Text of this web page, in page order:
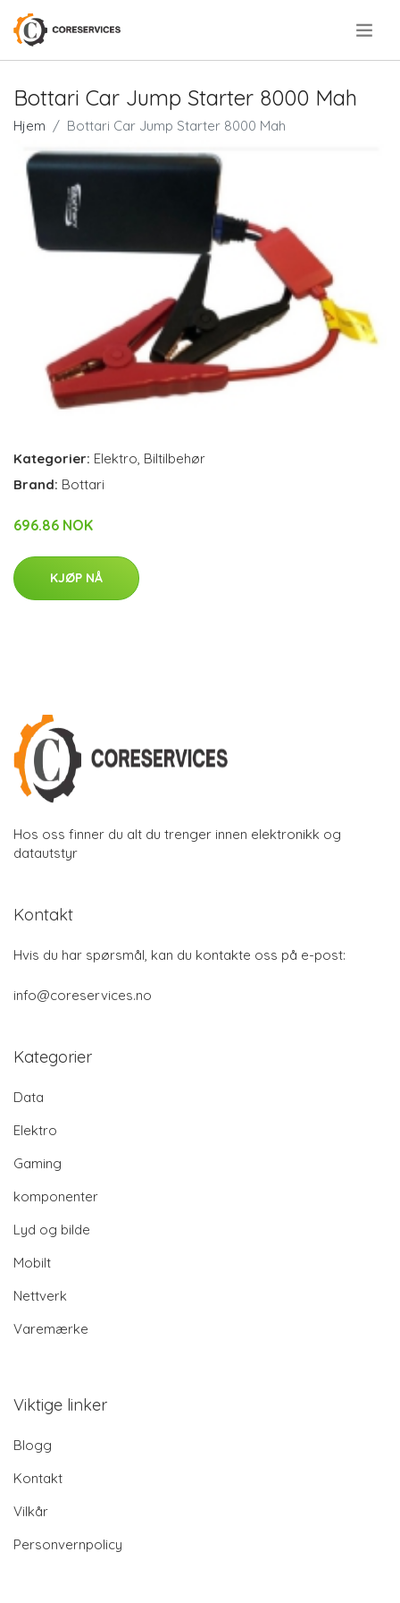
Bottari Car Jump Starter 8000 Mah
Hjem Bottari Car Jump Starter 8000 Mah
Kategorier: Elektro Biltilbehør
Brand: Bottari
696.86 NOK
KJØP NÅ
Hos oss finner du alt du trenger innen elektronikk og
datautstyr
Kontakt
Hvis du har spørsmål, kan du kontakte oss på e-post:
info@coreservices.no
Kategorier
Data
Elektro
Gaming
komponenter
Lyd og bilde
Mobilt
Nettverk
Varemærke
Viktige linker
Blogg
Kontakt
Vilkår
Personvernpolicy